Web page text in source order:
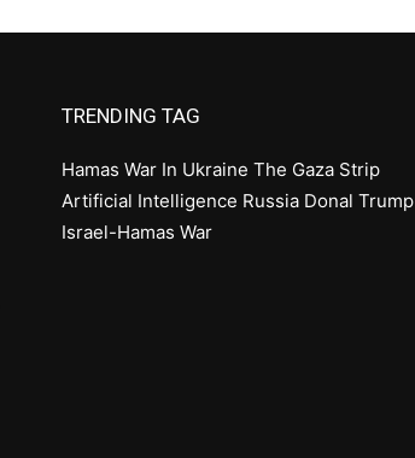
TRENDING TAG
Hamas War In Ukraine The Gaza Strip
Artificial Intelligence Russia Donal Trump
Israel-Hamas War